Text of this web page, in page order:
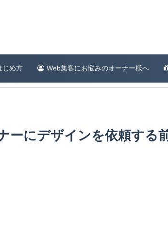
じめ方 Web集客にお悩みのオーナー様へ
ーにデザインを依頼する